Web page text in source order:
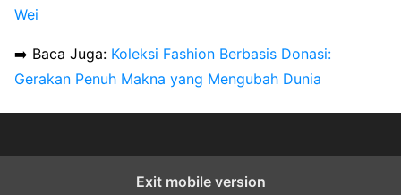
Wei
➡️ Baca Juga: Koleksi Fashion Berbasis Donasi:
Gerakan Penuh Makna yang Mengubah Dunia
Exit mobile version